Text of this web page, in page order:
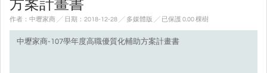
方案計畫書
作者：中壢家商 ╱ 日期：2018-12-28 ╱ 多媒體版 ╱ 已保護 0.00 棵樹
中壢家商-107學年度高職優質化輔助方案計畫書